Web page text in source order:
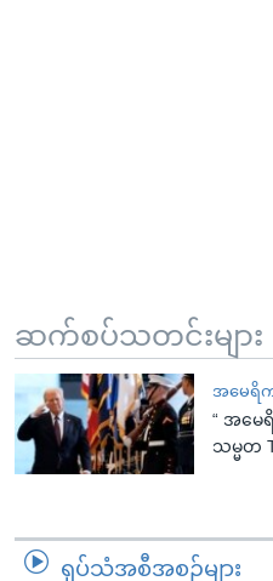
ဆက်စပ်သတင်းများ
အမေရိ
“ အမေ
သမ္မတ
ရုပ်သံအစီအစဉ်များ